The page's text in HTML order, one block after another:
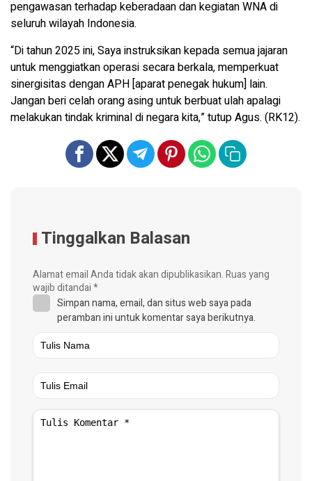
pengawasan terhadap keberadaan dan kegiatan WNA di
seluruh wilayah Indonesia.
“Di tahun 2025 ini, Saya instruksikan kepada semua jajaran
untuk menggiatkan operasi secara berkala, memperkuat
sinergisitas dengan APH [aparat penegak hukum] lain.
Jangan beri celah orang asing untuk berbuat ulah apalagi
melakukan tindak kriminal di negara kita,” tutup Agus. (RK12).
Tinggalkan Balasan
Alamat email Anda tidak akan dipublikasikan.Ruas yang
wajib ditandai*
Simpan nama, email, dan situs web saya pada
peramban ini untuk komentar saya berikutnya.